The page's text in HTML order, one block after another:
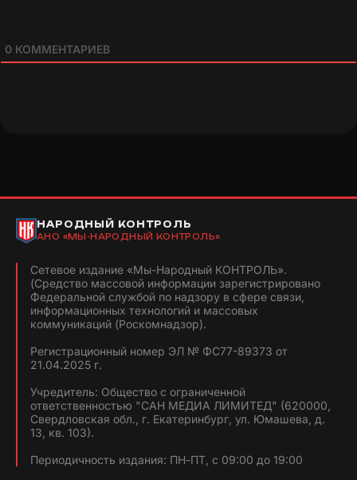
0 КОММЕНТАРИЕВ
НАРОДНЫЙ КОНТРОЛЬ
АНО «МЫ-НАРОДНЫЙ КОНТРОЛЬ»
Сетевое издание «Мы-Народный КОНТРОЛЬ».
(Средство массовой информации зарегистрировано
Федеральной службой по надзору в сфере связи,
информационных технологий и массовых
коммуникаций (Роскомнадзор).
Регистрационный номер ЭЛ № ФС77-89373 от
21.04.2025 г.
Учредитель: Общество с ограниченной
ответственностью "САН МЕДИА ЛИМИТЕД" (620000,
Свердловская обл., г. Екатеринбург, ул. Юмашева, д.
13, кв. 103).
Периодичность издания: ПН-ПТ, с 09:00 до 19:00